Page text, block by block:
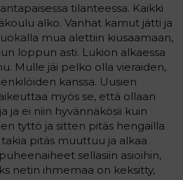
tilanteessa. Kaikki
alko. Vanhat kamut jätti ja
mua alettiin kiusaamaan,
loppun asti. Lukion alkaessa
Mulle jäi pelko olla vieraiden,
kanssa. Uusien
myös se, että ollaan
ja ei niin hyvännäkösii kuin
tyttö ja sitten pitäs hengailla
pitäs muuttuu ja alkaa
sellasiin asioihin,
netin ihmemaa on keksitty,